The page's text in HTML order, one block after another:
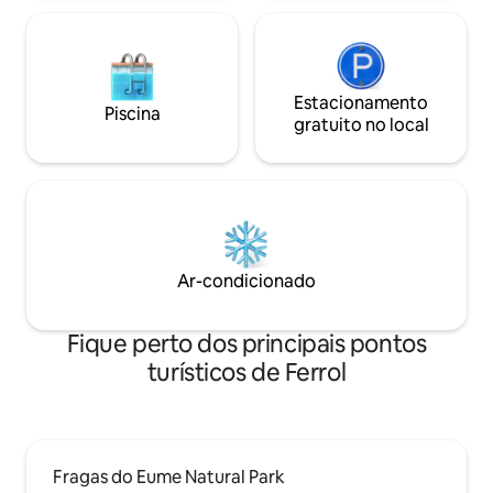
Piscina
Estacionamento
gratuito no local
Ar-condicionado
Fique perto dos principais pontos
turísticos de Ferrol
Fragas do Eume Natural Park